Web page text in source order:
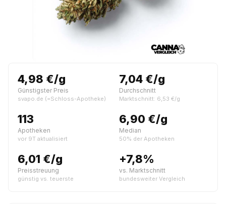
4,98 €/g
Günstigster Preis
svapo.de (=Schloss-Apotheke)
7,04 €/g
Durchschnitt
Marktschnitt: 6,53 €/g
113
Apotheken
vor 9T aktualisiert
6,90 €/g
Median
50% der Apotheken
6,01 €/g
Preisstreuung
günstig vs. teuerste
+7,8%
vs. Marktschnitt
bundesweiter Vergleich